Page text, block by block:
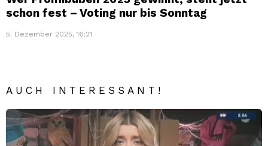
schon fest – Voting nur bis Sonntag
5. Dezember 2025, 16:21
AUCH INTERESSANT!